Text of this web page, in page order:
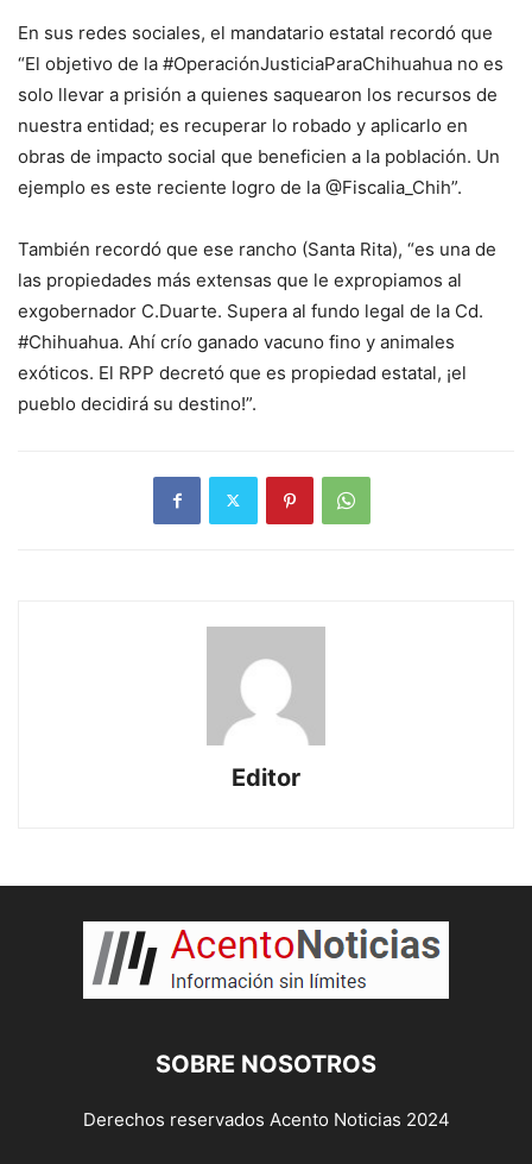
En sus redes sociales, el mandatario estatal recordó que
“El objetivo de la #OperaciónJusticiaParaChihuahua no es
solo llevar a prisión a quienes saquearon los recursos de
nuestra entidad; es recuperar lo robado y aplicarlo en
obras de impacto social que beneficien a la población. Un
ejemplo es este reciente logro de la @Fiscalia_Chih”.
También recordó que ese rancho (Santa Rita), “es una de
las propiedades más extensas que le expropiamos al
exgobernador C.Duarte. Supera al fundo legal de la Cd.
#Chihuahua. Ahí crío ganado vacuno fino y animales
exóticos. El RPP decretó que es propiedad estatal, ¡el
pueblo decidirá su destino!”.
Editor
SOBRE NOSOTROS
Derechos reservados Acento Noticias 2024